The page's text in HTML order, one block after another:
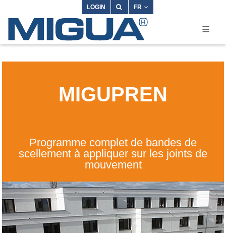
LOGIN FR
MIGUPREN
Programme complet de bandes de
scellement à appliquer sur les joints de
mouvement